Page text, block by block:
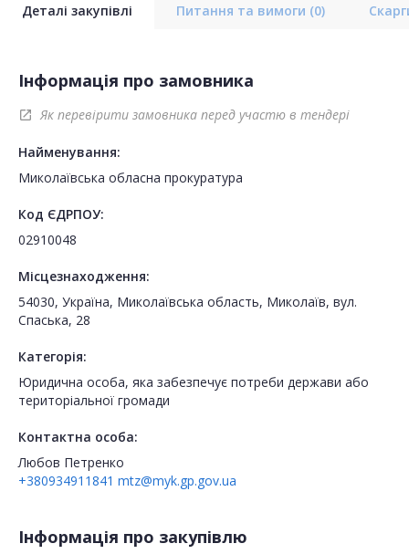
Деталі закупівлі Питання та вимоги (0)
Інформація про замовника
open_in_new Як перевірити замовника перед участю в тендері
Найменування:
Миколаївська обласна прокуратура
Код ЄДРПОУ:
02910048
Місцезнаходження:
54030, Україна, Миколаївська область, Миколаїв, вул.
Спаська, 28
Категорія:
Юридична особа, яка забезпечує потреби держави або
територіальної громади
Контактна особа:
Любов Петренко
+380934911841 mtz@myk.gp.gov.ua
Інформація про закупівлю